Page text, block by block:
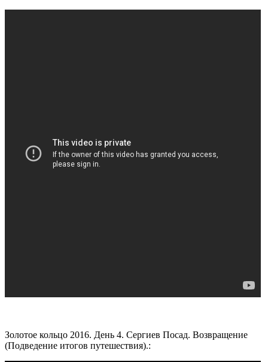
Золотое кольцо 2016. День 4. Сергиев Посад. Возвращение
(Подведение итогов путешествия).: